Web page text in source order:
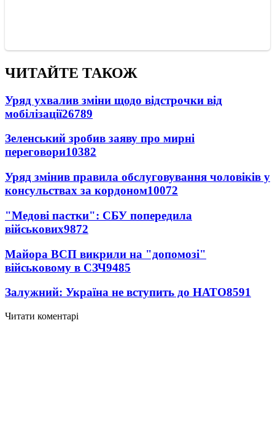
ЧИТАЙТЕ ТАКОЖ
Уряд ухвалив зміни щодо відстрочки від
мобілізації26789
Зеленський зробив заяву про мирні
переговори10382
Уряд змінив правила обслуговування чоловіків у
консульствах за кордоном10072
"Медові пастки": СБУ попередила
військових9872
Майора ВСП викрили на "допомозі"
військовому в СЗЧ9485
Залужний: Україна не вступить до НАТО8591
Читати коментарі